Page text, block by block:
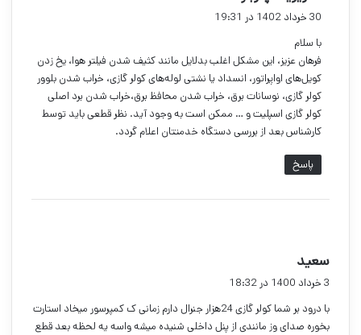
ف
30 خرداد 1402 در 19:31
با سلام
فرهان عزیز، این مشکل اغلب بدلایل مانند کثیف شدن فیلتر هوا، یخ زدن
کویل‌های اواپراتور، انسداد یا نشتی لوله‌های کولر گازی، خراب شدن بلوور
کولر گازی، نوسانات برق، خراب شدن محافظ برق،خراب شدن برد اصلی
کولر گازی اسپلیت و … ممکن است به وجود آید. نظر قطعی باید توسط
کارشناس بعد از بررسی دستگاه خدمتتان اعلام گردد.
پاسخ
سعید
ف
:
3 خرداد 1400 در 18:32
با درود بر شما کولر گازی 24هزار جنرال دارم زمانی ک کمپرسور میخاد استارت
بخوره صدای وز مانندی از پنل داخلی شنیده میشه واسه یه لحظه بعد قطع